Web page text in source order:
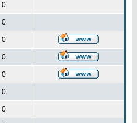
0
0
0
0
0
0
0